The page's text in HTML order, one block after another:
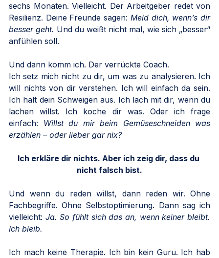
sechs Monaten. Vielleicht. Der Arbeitgeber redet von
Resilienz. Deine Freunde sagen: Meld dich, wenn’s dir
besser geht. Und du weißt nicht mal, wie sich „besser“
anfühlen soll.
Und dann komm ich. Der verrückte Coach.
Ich setz mich nicht zu dir, um was zu analysieren. Ich
will nichts von dir verstehen. Ich will einfach da sein.
Ich halt dein Schweigen aus. Ich lach mit dir, wenn du
lachen willst. Ich koche dir was. Oder ich frage
einfach: Willst du mir beim Gemüseschneiden was
erzählen – oder lieber gar nix?
Ich erkläre dir nichts. Aber ich zeig dir, dass du
nicht falsch bist.
Und wenn du reden willst, dann reden wir. Ohne
Fachbegriffe. Ohne Selbstoptimierung. Dann sag ich
vielleicht: Ja. So fühlt sich das an, wenn keiner bleibt.
Ich bleib.
Ich mach keine Therapie. Ich bin kein Guru. Ich hab